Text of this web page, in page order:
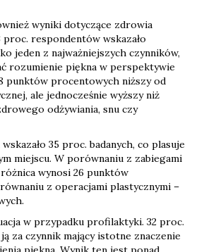
wyniki dotyczące zdrowia
respondentów wskazało
jeden z najważniejszych czynników,
rozumienie piękna w perspektywie
punktów procentowych niższy od
ale jednocześnie wyższy niż
odżywiania, snu czy
35 proc. badanych, co plasuje
miejscu. W porównaniu z zabiegami
wynosi 26 punktów
z operacjami plastycznymi –
w przypadku profilaktyki. 32 proc.
za czynnik mający istotne znaczenie